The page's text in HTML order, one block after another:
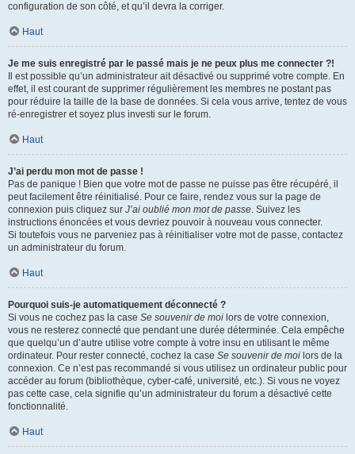
configuration de son côté, et qu’il devra la corriger.
Haut
Je me suis enregistré par le passé mais je ne peux plus me connecter ?!
Il est possible qu’un administrateur ait désactivé ou supprimé votre compte. En
effet, il est courant de supprimer régulièrement les membres ne postant pas
pour réduire la taille de la base de données. Si cela vous arrive, tentez de vous
ré-enregistrer et soyez plus investi sur le forum.
Haut
J’ai perdu mon mot de passe !
Pas de panique ! Bien que votre mot de passe ne puisse pas être récupéré, il
peut facilement être réinitialisé. Pour ce faire, rendez vous sur la page de
connexion puis cliquez sur J’ai oublié mon mot de passe. Suivez les
instructions énoncées et vous devriez pouvoir à nouveau vous connecter.
Si toutefois vous ne parveniez pas à réinitialiser votre mot de passe, contactez
un administrateur du forum.
Haut
Pourquoi suis-je automatiquement déconnecté ?
Si vous ne cochez pas la case Se souvenir de moi lors de votre connexion,
vous ne resterez connecté que pendant une durée déterminée. Cela empêche
que quelqu’un d’autre utilise votre compte à votre insu en utilisant le même
ordinateur. Pour rester connecté, cochez la case Se souvenir de moi lors de la
connexion. Ce n’est pas recommandé si vous utilisez un ordinateur public pour
accéder au forum (bibliothèque, cyber-café, université, etc.). Si vous ne voyez
pas cette case, cela signifie qu’un administrateur du forum a désactivé cette
fonctionnalité.
Haut